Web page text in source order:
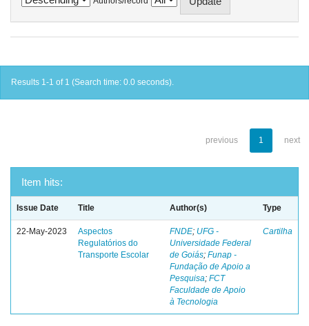
Results 1-1 of 1 (Search time: 0.0 seconds).
previous 1 next
Item hits:
Issue Date Title Author(s) Type
22-May-2023
Aspectos
Regulatórios do
Transporte Escolar
FNDE; UFG -
Universidade Federal
de Goiás; Funap -
Fundação de Apoio a
Pesquisa; FCT
Faculdade de Apoio
à Tecnologia
Cartilha